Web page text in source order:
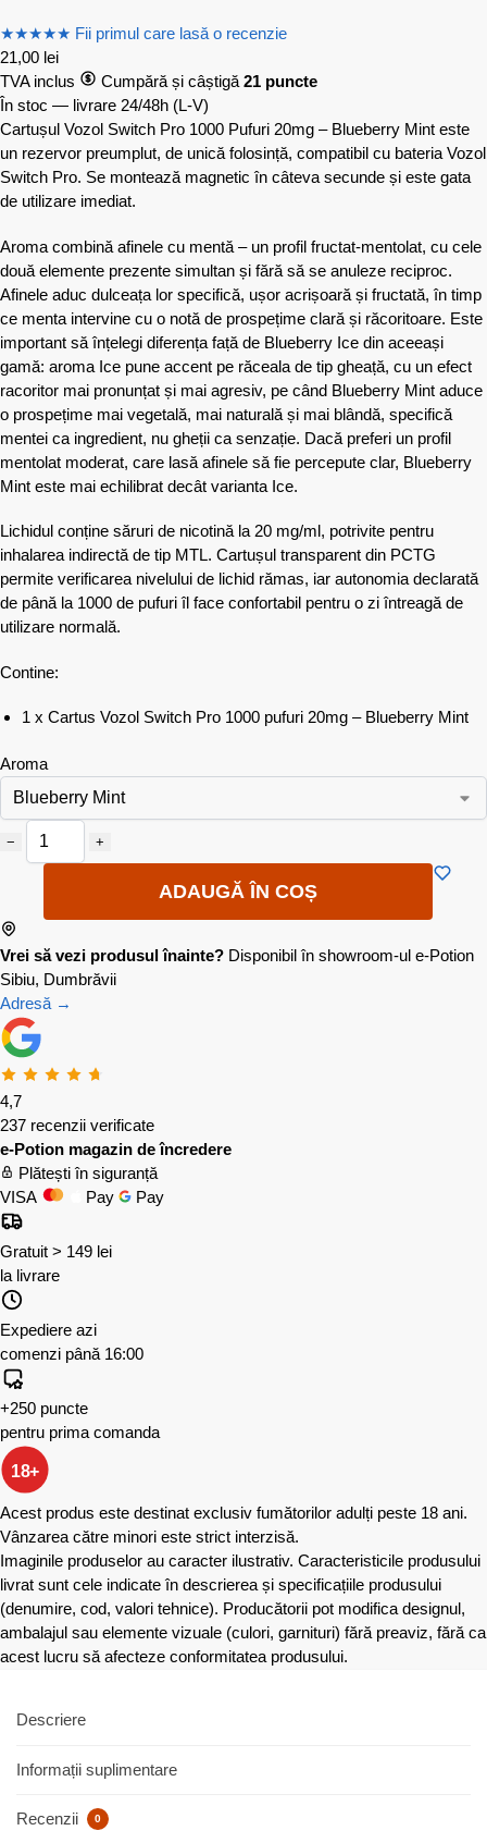
★★★★★ Fii primul care lasă o recenzie
21,00 lei
TVA inclus
Cumpără și câștigă 21 puncte
În stoc — livrare 24/48h (L-V)
Cartușul Vozol Switch Pro 1000 Pufuri 20mg – Blueberry Mint este
un rezervor preumplut, de unică folosință, compatibil cu bateria Vozol
Switch Pro. Se montează magnetic în câteva secunde și este gata
de utilizare imediat.
Aroma combină afinele cu mentă – un profil fructat-mentolat, cu cele
două elemente prezente simultan și fără să se anuleze reciproc.
Afinele aduc dulceața lor specifică, ușor acrișoară și fructată, în timp
ce menta intervine cu o notă de prospețime clară și răcoritoare. Este
important să înțelegi diferența față de Blueberry Ice din aceeași
gamă: aroma Ice pune accent pe răceala de tip gheață, cu un efect
racoritor mai pronunțat și mai agresiv, pe când Blueberry Mint aduce
o prospețime mai vegetală, mai naturală și mai blândă, specifică
mentei ca ingredient, nu gheții ca senzație. Dacă preferi un profil
mentolat moderat, care lasă afinele să fie percepute clar, Blueberry
Mint este mai echilibrat decât varianta Ice.
Lichidul conține săruri de nicotină la 20 mg/ml, potrivite pentru
inhalarea indirectă de tip MTL. Cartușul transparent din PCTG
permite verificarea nivelului de lichid rămas, iar autonomia declarată
de până la 1000 de pufuri îl face confortabil pentru o zi întreagă de
utilizare normală.
Contine:
1 x Cartus Vozol Switch Pro 1000 pufuri 20mg – Blueberry Mint
Aroma
− +
ADAUGĂ ÎN COȘ
Vrei să vezi produsul înainte? Disponibil în showroom-ul e-Potion
Sibiu, Dumbrăvii
Adresă →
4,7
237 recenzii verificate
e-Potion magazin de încredere
Plătești în siguranță
VISA
Pay Pay
Gratuit > 149 lei
la livrare
Expediere azi
comenzi până 16:00
+250 puncte
pentru prima comanda
18+
Acest produs este destinat exclusiv fumătorilor adulți peste 18 ani.
Vânzarea către minori este strict interzisă.
Imaginile produselor au caracter ilustrativ. Caracteristicile produsului
livrat sunt cele indicate în descrierea și specificațiile produsului
(denumire, cod, valori tehnice). Producătorii pot modifica designul,
ambalajul sau elemente vizuale (culori, garnituri) fără preaviz, fără ca
acest lucru să afecteze conformitatea produsului.
Descriere
Informații suplimentare
Recenzii 0